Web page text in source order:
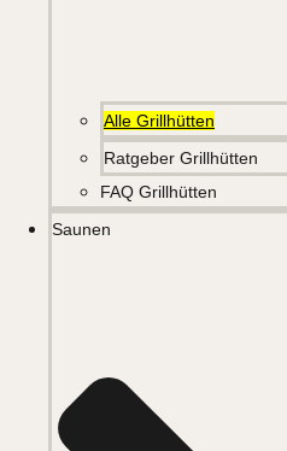
Alle Grillhütten
Ratgeber Grillhütten
FAQ Grillhütten
Saunen